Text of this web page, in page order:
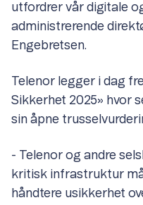
utfordrer vår digitale
administrerende
Engebretsen.
Telenor legger i dag
Sikkerhet 2025» hvor
sin åpne
- Telenor og andre
kritisk infrastruktur
håndtere usikkerhet